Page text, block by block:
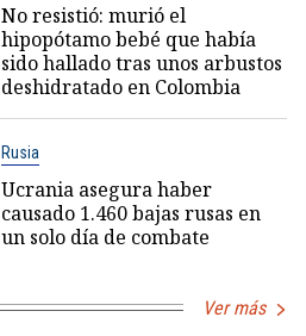
No resistió: murió el
hipopótamo bebé que había
sido hallado tras unos arbustos
deshidratado en Colombia
Rusia
Ucrania asegura haber
causado 1.460 bajas rusas en
un solo día de combate
Ver más